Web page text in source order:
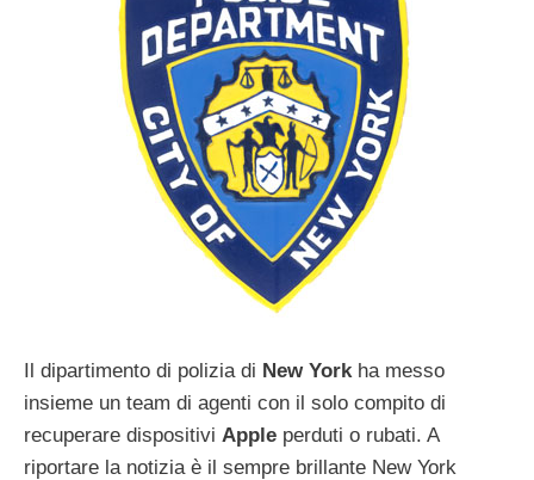
Il dipartimento di polizia di New York ha messo
insieme un team di agenti con il solo compito di
recuperare dispositivi Apple perduti o rubati. A
riportare la notizia è il sempre brillante New York